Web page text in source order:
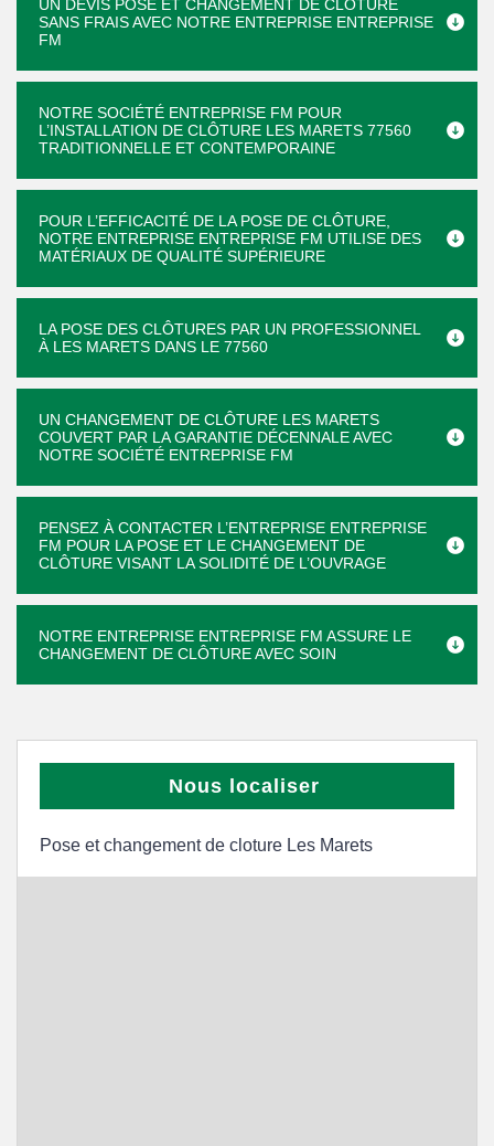
UN DEVIS POSE ET CHANGEMENT DE CLÔTURE
SANS FRAIS AVEC NOTRE ENTREPRISE ENTREPRISE
FM
NOTRE SOCIÉTÉ ENTREPRISE FM POUR
L’INSTALLATION DE CLÔTURE LES MARETS 77560
TRADITIONNELLE ET CONTEMPORAINE
POUR L’EFFICACITÉ DE LA POSE DE CLÔTURE,
NOTRE ENTREPRISE ENTREPRISE FM UTILISE DES
MATÉRIAUX DE QUALITÉ SUPÉRIEURE
LA POSE DES CLÔTURES PAR UN PROFESSIONNEL
À LES MARETS DANS LE 77560
UN CHANGEMENT DE CLÔTURE LES MARETS
COUVERT PAR LA GARANTIE DÉCENNALE AVEC
NOTRE SOCIÉTÉ ENTREPRISE FM
PENSEZ À CONTACTER L’ENTREPRISE ENTREPRISE
FM POUR LA POSE ET LE CHANGEMENT DE
CLÔTURE VISANT LA SOLIDITÉ DE L’OUVRAGE
NOTRE ENTREPRISE ENTREPRISE FM ASSURE LE
CHANGEMENT DE CLÔTURE AVEC SOIN
Nous localiser
Pose et changement de cloture Les Marets